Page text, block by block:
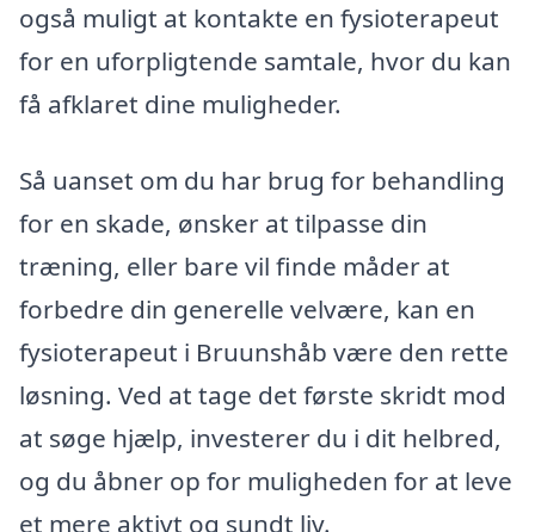
også muligt at kontakte en fysioterapeut
for en uforpligtende samtale, hvor du kan
få afklaret dine muligheder.
Så uanset om du har brug for behandling
for en skade, ønsker at tilpasse din
træning, eller bare vil finde måder at
forbedre din generelle velvære, kan en
fysioterapeut i Bruunshåb være den rette
løsning. Ved at tage det første skridt mod
at søge hjælp, investerer du i dit helbred,
og du åbner op for muligheden for at leve
et mere aktivt og sundt liv.